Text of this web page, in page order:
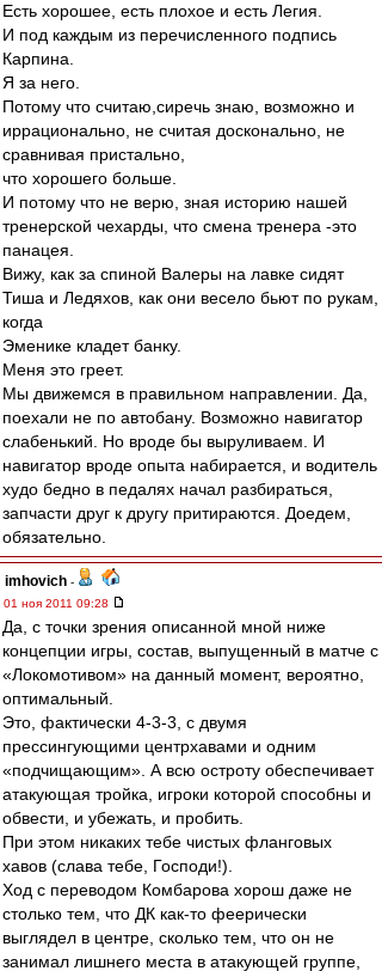
Есть хорошее, есть плохое и есть Легия.
И под каждым из перечисленного подпись
Карпина.
Я за него.
Потому что считаю,сиречь знаю, возможно и
иррационально, не считая досконально, не
сравнивая пристально,
что хорошего больше.
И потому что не верю, зная историю нашей
тренерской чехарды, что смена тренера -это
панацея.
Вижу, как за спиной Валеры на лавке сидят
Тиша и Ледяхов, как они весело бьют по рукам,
когда
Эменике кладет банку.
Меня это греет.
Мы движемся в правильном направлении. Да,
поехали не по автобану. Возможно навигатор
слабенький. Но вроде бы выруливаем. И
навигатор вроде опыта набирается, и водитель
худо бедно в педалях начал разбираться,
запчасти друг к другу притираются. Доедем,
обязательно.
imhovich -
01 ноя 2011 09:28
Да, с точки зрения описанной мной ниже
концепции игры, состав, выпущенный в матче с
«Локомотивом» на данный момент, вероятно,
оптимальный.
Это, фактически 4-3-3, с двумя
прессингующими центрхавами и одним
«подчищающим». А всю остроту обеспечивает
атакующая тройка, игроки которой способны и
обвести, и убежать, и пробить.
При этом никаких тебе чистых фланговых
хавов (слава тебе, Господи!).
Ход с переводом Комбарова хорош даже не
столько тем, что ДК как-то феерически
выглядел в центре, сколько тем, что он не
занимал лишнего места в атакующей группе,